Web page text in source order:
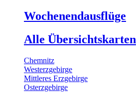
Wochenendausflüge
Alle Übersichtskarten
Chemnitz
Westerzgebirge
Mittleres Erzgebirge
Osterzgebirge